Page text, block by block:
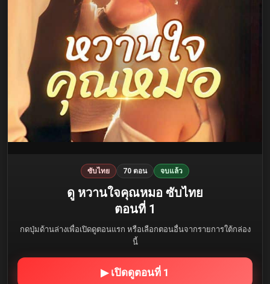
ซับไทย 70 ตอน จบแล้ว
ดู หวานใจคุณหมอ ซับไทย
ตอนที่ 1
กดปุ่มด้านล่างเพื่อเปิดดูตอนแรก หรือเลือกตอนอื่นจากรายการใต้กล่อง
นี้
▶ เปิดดูตอนที่ 1